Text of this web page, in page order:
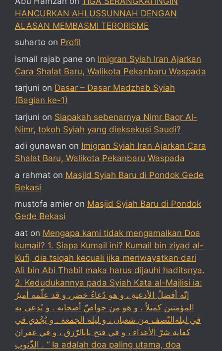
HANCURKAN AHLUSSUNNAH DENGAN
ALASAN MEMBASMI TERORISME
suharto on Profil
ismail rajab pane on Imigran Syiah Iran Ajarkan
Cara Shalat Baru, Walikota Pekanbaru Waspada
tarjuni on Dasar – Dasar Madzhab Syiah
(Bagian ke-1)
tarjuni on Siapakah sebenarnya Nimr Baqr Al-
Nimr, tokoh Syiah yang dieksekusi Saudi?
adi gunawan on Imigran Syiah Iran Ajarkan Cara
Shalat Baru, Walikota Pekanbaru Waspada
a rahmat on Masjid Syiah Baru di Pondok Gede
Bekasi
mustofa amier on Masjid Syiah Baru di Pondok
Gede Bekasi
aat on Mengapa kami tidak mengamalkan Doa
kumail? 1. Siapa Kumail ini? Kumail bin ziyad al-
Kufi, dia tsiqah kecuali jika meriwayatkan dari
Ali bin Abi Thabil maka harus dijauhi haditsnya.
2. Kedudukannya pada Syiah Kata al-Majlisi ia:
إنّه أفضلُ الأدعيةِ ، و هو دُعاءُ خضر، و قد علّمه أميرُ
المؤمنين كميلاً ، و هو من خواصّ أصحابه . و يُدعى به
في ليلةالنّصف مِن شعبان ، و ليلة الجمعة . و يُجْدي في
كفاية شرّ الأعداء ، و في فتح بابالرّزق ، و في غفران
الذّنوب . “ Ia adalah doa paling utama, doa